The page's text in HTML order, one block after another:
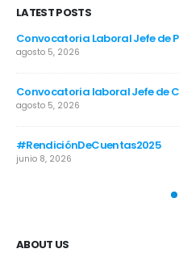
LATEST POSTS
Convocatoria Laboral Jefe de
agosto 5, 2026
Convocatoria laboral Jefe de
agosto 5, 2026
#RendiciónDeCuentas2025
junio 8, 2026
ABOUT US